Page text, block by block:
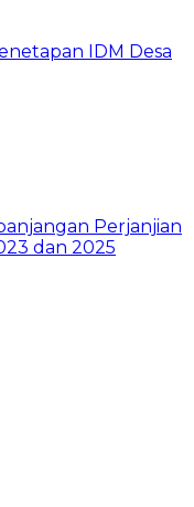
IDM Desa
Perjanjian
dan 2025